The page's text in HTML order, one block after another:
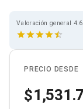
Accesorios para
Jacks de Red
Conectores
Herramientas
Probadores de
Cortadoras de
Valoración general 4.6
PRECIO DESDE